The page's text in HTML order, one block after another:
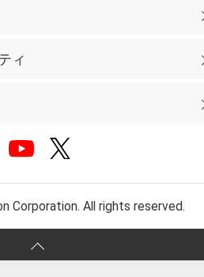
ィ
Corporation. All rights reserved.